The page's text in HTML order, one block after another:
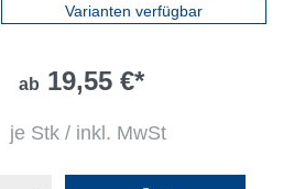
Varianten verfügbar
ab 19,55 €*
je Stk / inkl. MwSt